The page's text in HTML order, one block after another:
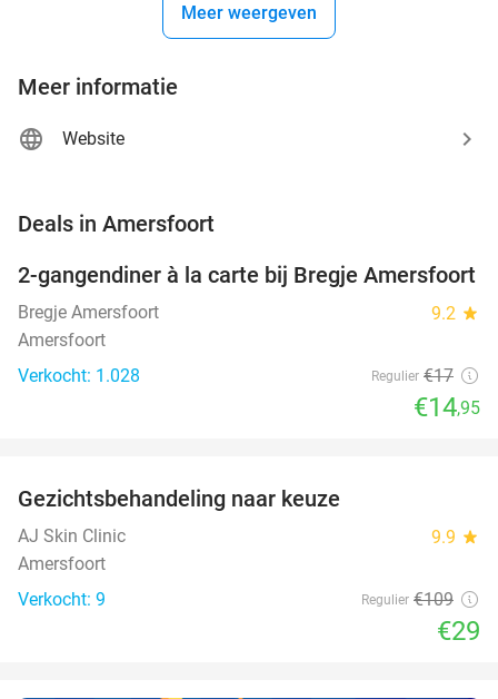
Meer weergeven
Meer informatie
Website
Deals in Amersfoort
12%
2-gangendiner à la carte bij Bregje Amersfoort
Bregje Amersfoort 9.2 star
Amersfoort
Verkocht: 1.028
Regulier €17
€14,95
TODAY
Gezichtsbehandeling naar keuze
AJ Skin Clinic 9.9 star
Amersfoort
Verkocht: 9
Regulier €109
€29